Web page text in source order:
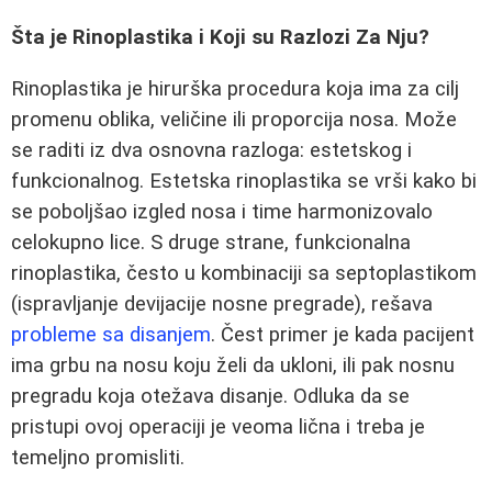
Šta je Rinoplastika i Koji su Razlozi Za Nju?
Rinoplastika je hirurška procedura koja ima za cilj
promenu oblika, veličine ili proporcija nosa. Može
se raditi iz dva osnovna razloga: estetskog i
funkcionalnog. Estetska rinoplastika se vrši kako bi
se poboljšao izgled nosa i time harmonizovalo
celokupno lice. S druge strane, funkcionalna
rinoplastika, često u kombinaciji sa septoplastikom
(ispravljanje devijacije nosne pregrade), rešava
probleme sa disanjem. Čest primer je kada pacijent
ima grbu na nosu koju želi da ukloni, ili pak nosnu
pregradu koja otežava disanje. Odluka da se
pristupi ovoj operaciji je veoma lična i treba je
temeljno promisliti.